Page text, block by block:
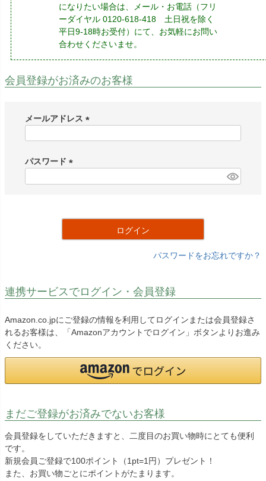
になりたい場合は、メール・お電話（フリ
ーダイヤル 0120-618-418 土日祝を除く
平日9-18時お受付）にて、お気軽にお問い
合わせくださいませ。
会員登録がお済みのお客様
メールアドレス
)
パスワード
ログイン
パスワードをお忘れですか？
連携サービスでログイン・会員登録
Amazon.co.jpにご登録の情報を利用してログインまたは会員登録さ
れるお客様は、「Amazonアカウントでログイン」ボタンよりお進み
ください。
まだご登録がお済みでないお客様
会員登録をしていただきますと、二度目のお買い物時にとても便利
です。
新規会員ご登録で100ポイント（1pt=1円）プレゼント！
また、お買い物ごとにポイントがたまります。